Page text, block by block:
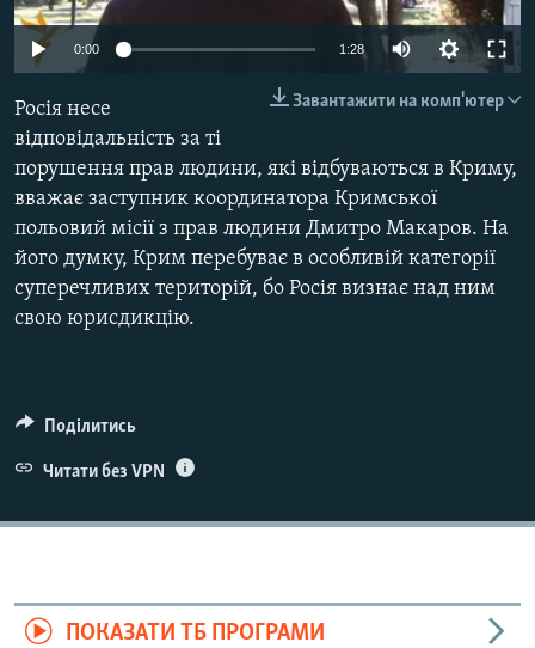
ВІДЕОУРОКИ «ELIFBE»
СВІДЧЕННЯ ОКУПАЦІЇ
УКРАЇНСЬКА ПРОБЛЕМА КРИМУ
ІНФОГРАФІКА
Русский
ДОЛУЧАЙСЯ!
Усі сайти RFE/RL
0:00 1:28
Завантажити на комп'ютер
Росія несе
відповідальність за ті
порушення прав людини, які відбуваються в Криму,
вважає заступник координатора Кримської
польовий місії з прав людини Дмитро Макаров. На
його думку, Крим перебуває в особливій категорії
суперечливих територій, бо Росія визнає над ним
свою юрисдикцію.
Поділитись
Читати без VPN
ПОКАЗАТИ ТБ ПРОГРАМИ